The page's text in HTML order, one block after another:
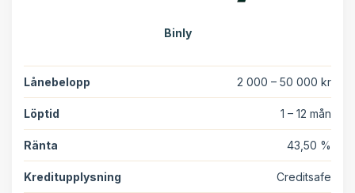
Binly
Lånebelopp 2 000 – 50 000 kr
Löptid 1 – 12 mån
Ränta 43,50 %
Kreditupplysning Creditsafe